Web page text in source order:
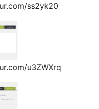
ss2yk20
u3ZWXrq